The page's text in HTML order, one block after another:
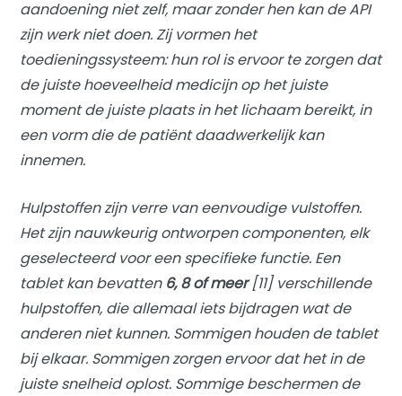
aandoening niet zelf, maar zonder hen kan de API
zijn werk niet doen. Zij vormen het
toedieningssysteem: hun rol is ervoor te zorgen dat
de juiste hoeveelheid medicijn op het juiste
moment de juiste plaats in het lichaam bereikt, in
een vorm die de patiënt daadwerkelijk kan
innemen.
Hulpstoffen zijn verre van eenvoudige vulstoffen.
Het zijn nauwkeurig ontworpen componenten, elk
geselecteerd voor een specifieke functie. Een
tablet kan bevatten 6,8of meer[11] verschillende
hulpstoffen, die allemaal iets bijdragen wat de
anderen niet kunnen. Sommigen houden de tablet
bij elkaar. Sommigen zorgen ervoor dat het in de
juiste snelheid oplost. Sommige beschermen de